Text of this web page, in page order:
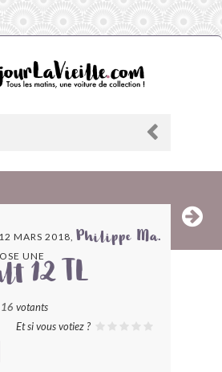
12 MARS 2018, Philippe Ma.
UNE
12 TL
16 votants
Et si vous votiez ?